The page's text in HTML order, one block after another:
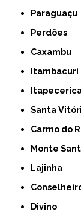
Paraguaçu
Perdões
Caxambu
Itambacuri
Santa
Carmo do
Monte
Lajinha
Divino